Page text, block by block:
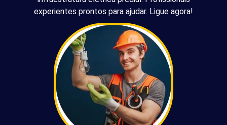
experientes prontos para ajudar. Ligue agora!